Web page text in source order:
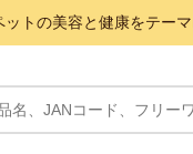
トの美容と健康をテー